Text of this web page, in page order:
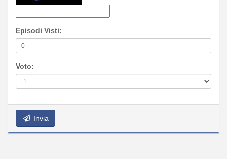
Episodi Visti:
Voto:
Invia